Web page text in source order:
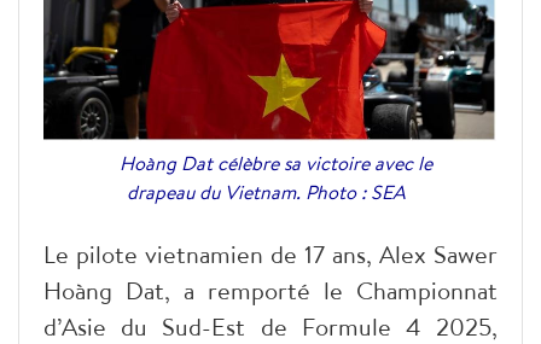
Hoàng Dat célèbre sa victoire avec le
drapeau du Vietnam. Photo : SEA
Le pilote vietnamien de 17 ans, Alex Sawer
Hoàng Dat, a remporté le Championnat
d’Asie du Sud-Est de Formule 4 2025,